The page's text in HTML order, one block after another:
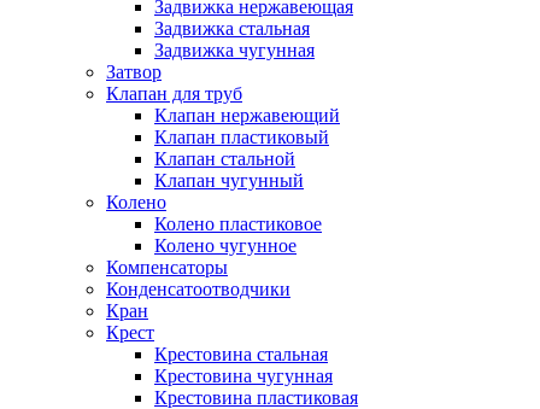
Задвижка нержавеющая
Задвижка стальная
Задвижка чугунная
Затвор
Клапан для труб
Клапан нержавеющий
Клапан пластиковый
Клапан стальной
Клапан чугунный
Колено
Колено пластиковое
Колено чугунное
Компенсаторы
Конденсатоотводчики
Кран
Крест
Крестовина стальная
Крестовина чугунная
Крестовина пластиковая